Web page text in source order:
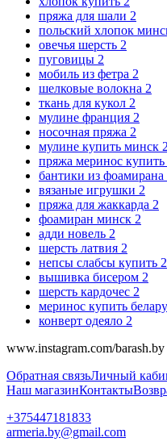
пряжа для шали 2
польский хлопок
овечья шерсть 2
пуговицы 2
мобиль из фетра 2
шелковые волокна 2
ткань для кукол 2
мулине франция 2
носочная пряжа 2
мулине купить минск 2
пряжа меринос
бантики из фоамирана
вязаные игрушки 2
пряжа для жаккарда 2
фоамиран минск 2
адди новель 2
шерсть латвия 2
непсы слабсы купить 2
вышивка бисером 2
шерсть кардочес 2
меринос купить
конверт одеяло 2
www.instagram.com/barash.by
Обратная связьЛичный
Наш магазинКонтакты
+375447181833
armeria.by@gmail.com